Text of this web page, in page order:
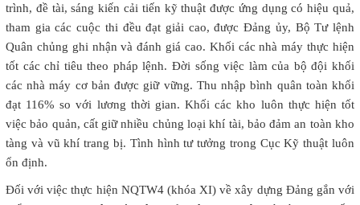
trình, đề tài, sáng kiến cải tiến kỹ thuật được ứng dụng có hiệu quả,
tham gia các cuộc thi đều đạt giải cao, được Đảng ủy, Bộ Tư lệnh
Quân chủng ghi nhận và đánh giá cao. Khối các nhà máy thực hiện
tốt các chỉ tiêu theo pháp lệnh. Đời sống việc làm của bộ đội khối
các nhà máy cơ bản được giữ vững. Thu nhập bình quân toàn khối
đạt 116% so với lương thời gian. Khối các kho luôn thực hiện tốt
việc bảo quản, cất giữ nhiều chủng loại khí tài, bảo đảm an toàn kho
tàng và vũ khí trang bị. Tình hình tư tưởng trong Cục Kỹ thuật luôn
ổn định.
Đối với việc thực hiện NQTW4 (khóa XI) về xây dựng Đảng gắn với